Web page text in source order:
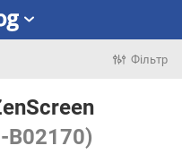
Фільтр
B02170)